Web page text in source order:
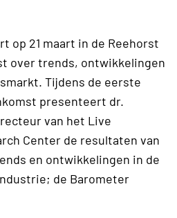
op 21 maart in de Reehorst
over trends, ontwikkelingen
Tijdens de eerste
presenteert dr.
van het Live
Center de resultaten van
en ontwikkelingen in de
de Barometer